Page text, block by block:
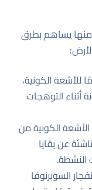
منها يساهم بطرق
الكونية،
أثناء التوهجات
الكونية من
عن بقايا
النشطة.
السوبرنوفا